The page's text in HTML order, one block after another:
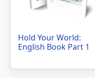
Hold Your World:
English Book Part 1